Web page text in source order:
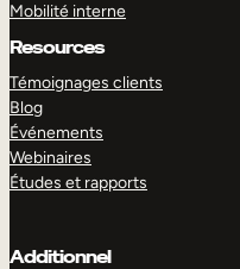
Mobilité interne
Resources
Témoignages clients
Blog
Événements
Webinaires
Études et rapports
Additionnel